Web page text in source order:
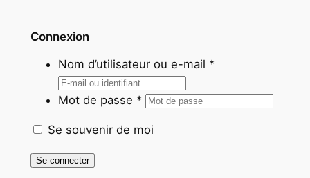
Connexion
Nom d’utilisateur ou e-mail *
Mot de passe *
Se souvenir de moi
Se connecter